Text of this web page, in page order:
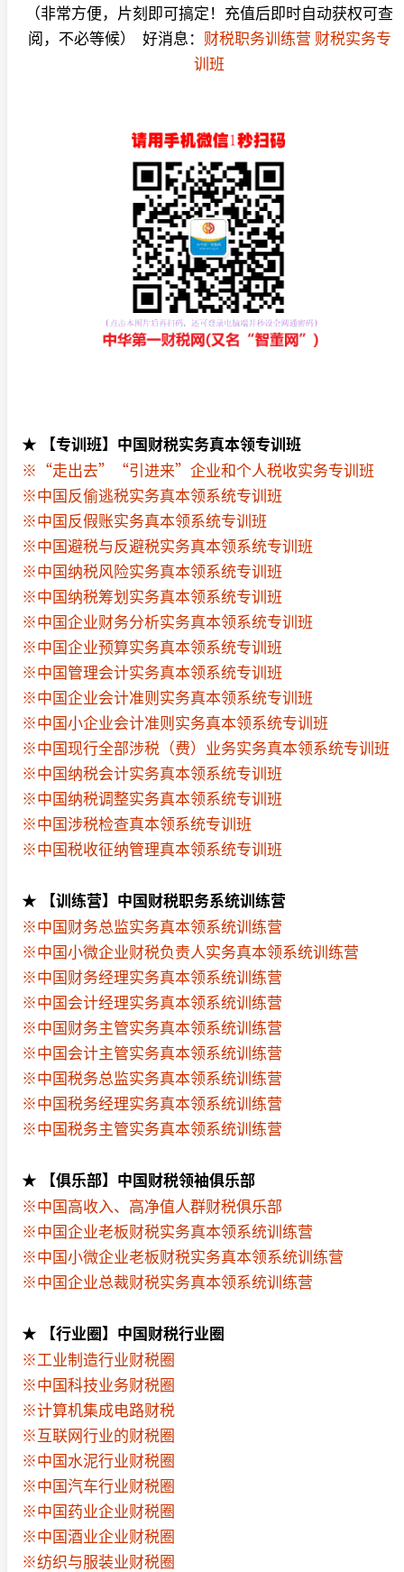
（非常方便，片刻即可搞定！充值后即时自动获权可查
阅，不必等候） 好消息： 财税职务训练营 财税实务专
训班
★ 【专训班】中国财税实务真本领专训班
※“走出去”“引进来”企业和个人税收实务专训班
※中国反偷逃税实务真本领系统专训班
※中国反假账实务真本领系统专训班
※中国避税与反避税实务真本领系统专训班
※中国纳税风险实务真本领系统专训班
※中国纳税筹划实务真本领系统专训班
※中国企业财务分析实务真本领系统专训班
※中国企业预算实务真本领系统专训班
※中国管理会计实务真本领系统专训班
※中国企业会计准则实务真本领系统专训班
※中国小企业会计准则实务真本领系统专训班
※中国现行全部涉税（费）业务实务真本领系统专训班
※中国纳税会计实务真本领系统专训班
※中国纳税调整实务真本领系统专训班
※中国涉税检查真本领系统专训班
※中国税收征纳管理真本领系统专训班
★ 【训练营】中国财税职务系统训练营
※中国财务总监实务真本领系统训练营
※中国小微企业财税负责人实务真本领系统训练营
※中国财务经理实务真本领系统训练营
※中国会计经理实务真本领系统训练营
※中国财务主管实务真本领系统训练营
※中国会计主管实务真本领系统训练营
※中国税务总监实务真本领系统训练营
※中国税务经理实务真本领系统训练营
※中国税务主管实务真本领系统训练营
★ 【俱乐部】中国财税领袖俱乐部
※中国高收入、高净值人群财税俱乐部
※中国企业老板财税实务真本领系统训练营
※中国小微企业老板财税实务真本领系统训练营
※中国企业总裁财税实务真本领系统训练营
★ 【行业圈】中国财税行业圈
※工业制造行业财税圈
※中国科技业务财税圈
※计算机集成电路财税
※互联网行业的财税圈
※中国水泥行业财税圈
※中国汽车行业财税圈
※中国药业企业财税圈
※中国酒业企业财税圈
※纺织与服装业财税圈